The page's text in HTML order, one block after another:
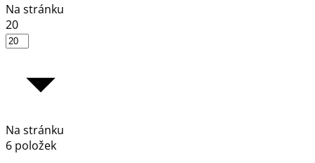
Na stránku
20
Na stránku
6 položek